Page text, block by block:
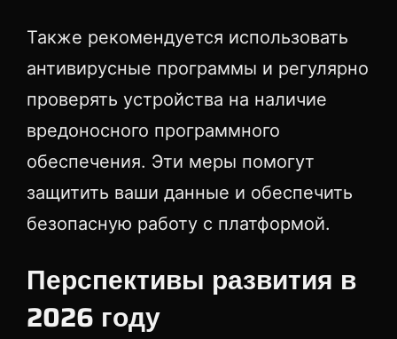
Также рекомендуется использовать
антивирусные программы и регулярно
проверять устройства на наличие
вредоносного программного
обеспечения. Эти меры помогут
защитить ваши данные и обеспечить
безопасную работу с платформой.
Перспективы развития в
2026 году